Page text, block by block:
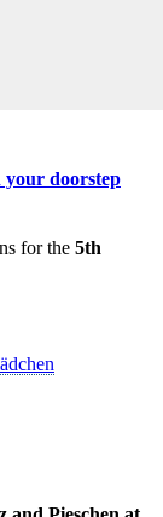
your doorstep
for the 5th